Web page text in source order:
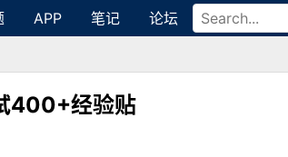
APP 笔记 论坛
400+经验贴